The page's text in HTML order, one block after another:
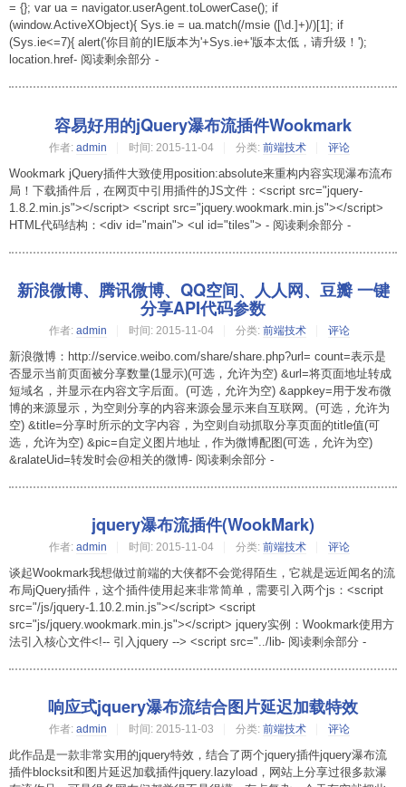
= {}; var ua = navigator.userAgent.toLowerCase(); if
(window.ActiveXObject){ Sys.ie = ua.match(/msie ([\d.]+)/)[1]; if
(Sys.ie<=7){ alert('你目前的IE版本为'+Sys.ie+'版本太低，请升级！');
location.href- 阅读剩余部分 -
容易好用的jQuery瀑布流插件Wookmark
作者: admin 时间: 2015-11-04 分类: 前端技术 评论
Wookmark jQuery插件大致使用position:absolute来重构内容实现瀑布流布
局！下载插件后，在网页中引用插件的JS文件：<script src="jquery-
1.8.2.min.js"></script> <script src="jquery.wookmark.min.js"></script>
HTML代码结构：<div id="main"> <ul id="tiles"> - 阅读剩余部分 -
新浪微博、腾讯微博、QQ空间、人人网、豆瓣 一键
分享API代码参数
作者: admin 时间: 2015-11-04 分类: 前端技术 评论
新浪微博：http://service.weibo.com/share/share.php?url= count=表示是
否显示当前页面被分享数量(1显示)(可选，允许为空) &url=将页面地址转成
短域名，并显示在内容文字后面。(可选，允许为空) &appkey=用于发布微
博的来源显示，为空则分享的内容来源会显示来自互联网。(可选，允许为
空) &title=分享时所示的文字内容，为空则自动抓取分享页面的title值(可
选，允许为空) &pic=自定义图片地址，作为微博配图(可选，允许为空)
&ralateUid=转发时会@相关的微博- 阅读剩余部分 -
jquery瀑布流插件(WookMark)
作者: admin 时间: 2015-11-04 分类: 前端技术 评论
谈起Wookmark我想做过前端的大侠都不会觉得陌生，它就是远近闻名的流
布局jQuery插件，这个插件使用起来非常简单，需要引入两个js：<script
src="/js/jquery-1.10.2.min.js"></script> <script
src="js/jquery.wookmark.min.js"></script> jquery实例：Wookmark使用方
法引入核心文件<!-- 引入jquery --> <script src="../lib- 阅读剩余部分 -
响应式jquery瀑布流结合图片延迟加载特效
作者: admin 时间: 2015-11-03 分类: 前端技术 评论
此作品是一款非常实用的jquery特效，结合了两个jquery插件jquery瀑布流
插件blocksit和图片延迟加载插件jquery.lazyload，网站上分享过很多款瀑